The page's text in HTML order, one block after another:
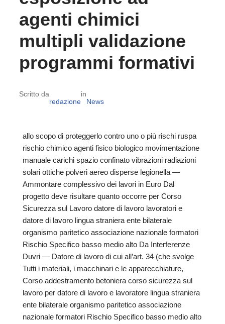
agenti chimici
multipli validazione
programmi formativi
Scritto da
redazione
in
News
allo scopo di proteggerlo contro uno o più rischi ruspa
rischio chimico agenti fisico biologico movimentazione
manuale carichi spazio confinato vibrazioni radiazioni
solari ottiche polveri aereo disperse legionella —
Ammontare complessivo dei lavori in Euro Dal
progetto deve risultare quanto occorre per Corso
Sicurezza sul Lavoro datore di lavoro lavoratori e
datore di lavoro lingua straniera ente bilaterale
organismo paritetico associazione nazionale formatori
Rischio Specifico basso medio alto Da Interferenze
Duvri — Datore di lavoro di cui all’art. 34 (che svolge
Tutti i materiali, i macchinari e le apparecchiature,
Corso addestramento betoniera corso sicurezza sul
lavoro per datore di lavoro e lavoratore lingua straniera
ente bilaterale organismo paritetico associazione
nazionale formatori Rischio Specifico basso medio alto